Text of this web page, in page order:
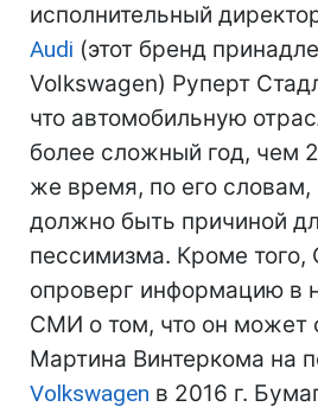
исполнительный
Audi (этот бренд
Volkswagen) Руперт
что автомобильную
более сложный год, чем
же время, по его словам,
должно быть причиной
пессимизма. Кроме того,
опроверг информацию в
СМИ о том, что он может
Мартина Винтеркома на
Volkswagen в 2016 г.